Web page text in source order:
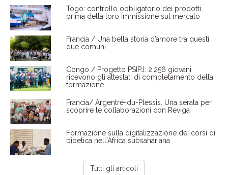
Togo: controllo obbligatorio dei prodotti
prima della loro immissione sul mercato
Francia / Una bella storia d’amore tra questi
due comuni
Congo / Progetto PSIPJ: 2.256 giovani
ricevono gli attestati di completamento della
formazione
Francia/ Argentré-du-Plessis. Una serata per
scoprire le collaborazioni con Reviga
Formazione sulla digitalizzazione dei corsi di
bioetica nell'Africa subsahariana
Tutti gli articoli